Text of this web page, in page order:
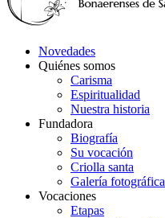
Novedades
Quiénes somos
Carisma
Espiritualidad
Nuestra historia
Fundadora
Biografía
Su vocación
Criolla santa
Galería fotográfica
Vocaciones
Etapas